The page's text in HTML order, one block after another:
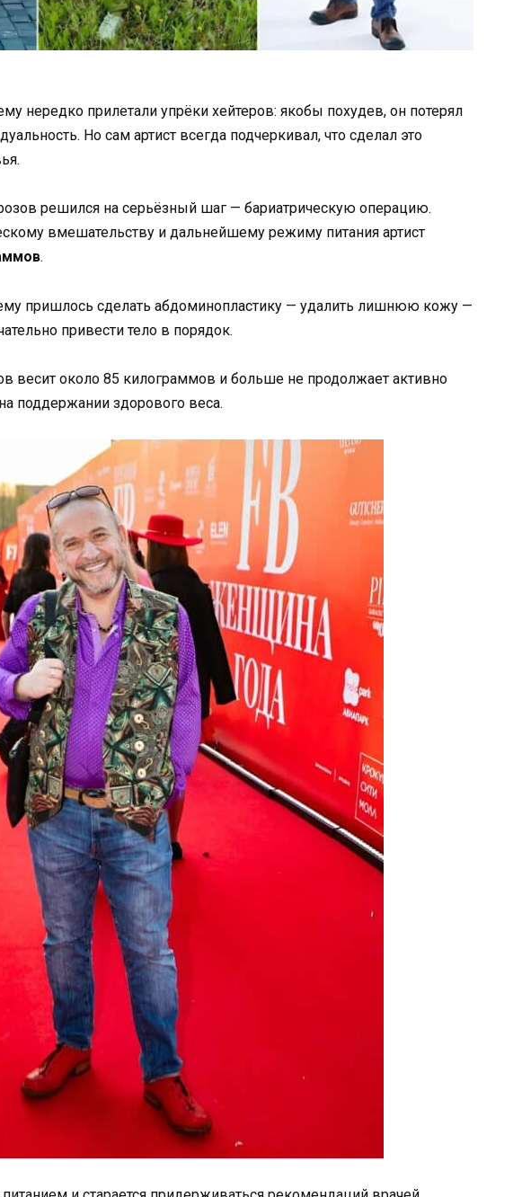
нередко прилетали упрёки хейтеров: якобы похудев, он потерял
Но сам артист всегда подчеркивал, что сделал это
решился на серьёзный шаг — бариатрическую операцию.
вмешательству и дальнейшему режиму питания артист
.
пришлось сделать абдоминопластику — удалить лишнюю кожу —
привести тело в порядок.
весит около 85 килограммов и больше не продолжает активно
поддержании здорового веса.